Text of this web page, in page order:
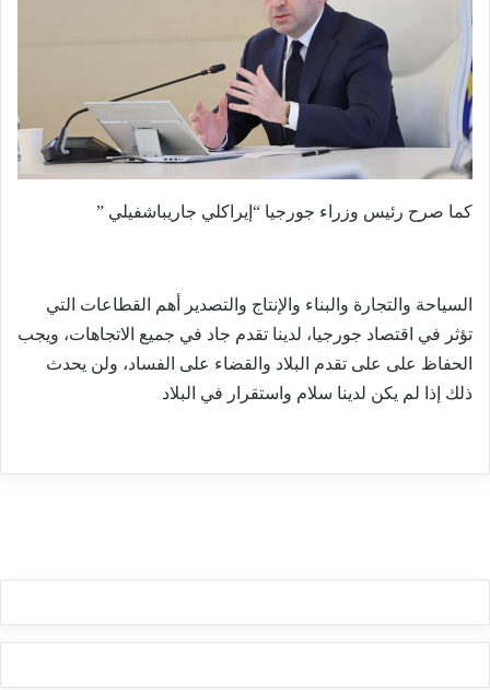
كما صرح رئيس وزراء جورجيا “إيراكلي جاريباشفيلي ”
السياحة والتجارة والبناء والإنتاج والتصدير أهم القطاعات التي
تؤثر في اقتصاد جورجيا، لدينا تقدم جاد في جميع الاتجاهات، ويجب
الحفاظ على على تقدم البلاد والقضاء على الفساد، ولن يحدث
ذلك إذا لم يكن لدينا سلام واستقرار في البلاد